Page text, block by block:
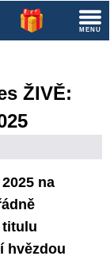
ŽIVĚ:
na
titulu
hvězdou